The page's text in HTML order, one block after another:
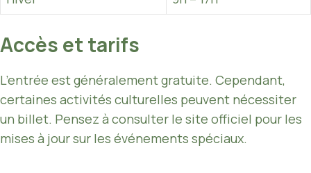
Accès et tarifs
L’entrée est généralement gratuite. Cependant,
certaines activités culturelles peuvent nécessiter
un billet. Pensez à consulter le site officiel pour les
mises à jour sur les événements spéciaux.